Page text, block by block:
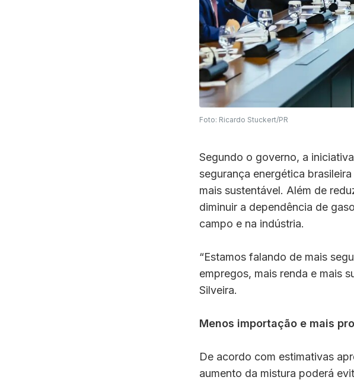
Foto: Ricardo Stuckert/PR
Segundo o governo, a
segurança energética
mais sustentável. Além de
diminuir a dependência de
campo e na indústria.
“Estamos falando de mais
empregos, mais renda e mais
Silveira.
Menos importação e mais
De acordo com estimativas
aumento da mistura poderá